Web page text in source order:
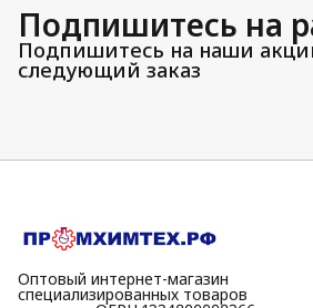
Подпишитесь на
Подпишитесь на наши
следующий заказ
Оптовый интернет-магазин
специализированных товаров